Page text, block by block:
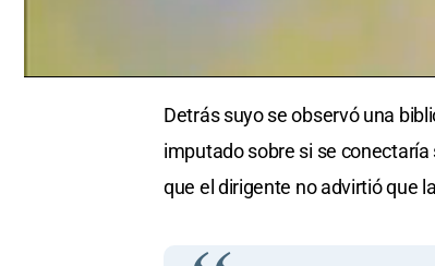
Detrás suyo se observó una
imputado sobre si se
que el dirigente no advirtió que